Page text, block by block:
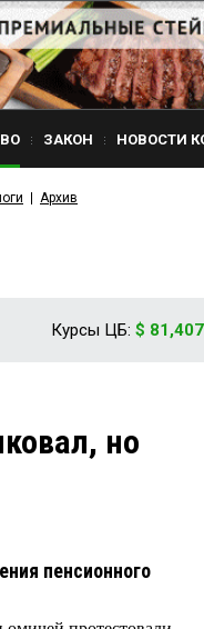
ЗАКОН НОВОСТИ
Архив
Курсы ЦБ: $
но
пенсионного